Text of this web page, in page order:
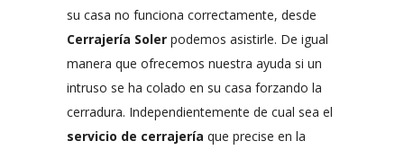
su casa no funciona correctamente, desde
Cerrajería Soler podemos asistirle. De igual
manera que ofrecemos nuestra ayuda si un
intruso se ha colado en su casa forzando la
cerradura. Independientemente de cual sea el
servicio de cerrajería que precise en la